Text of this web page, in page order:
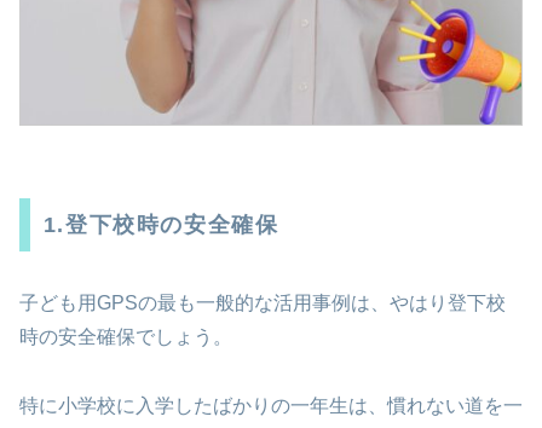
1.登下校時の安全確保
子ども用GPSの最も一般的な活用事例は、やはり登下校
時の安全確保でしょう。
特に小学校に入学したばかりの一年生は、慣れない道を一